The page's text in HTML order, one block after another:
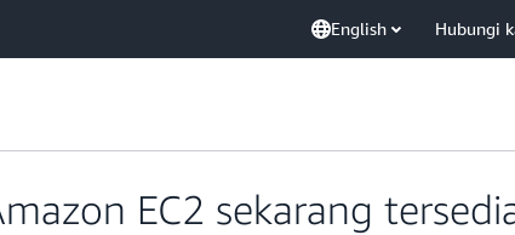
English Hubungi
EC2 sekarang